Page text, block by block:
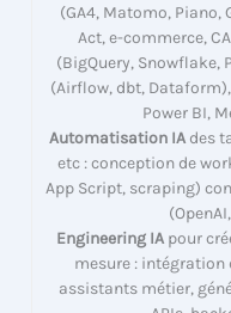
(GA4, Matomo, Piano,
Act, e-commerce,
(BigQuery, Snowflake,
(Airflow, dbt,
Power BI,
Automatisation IAdes
etc : conception de
App Script, scraping)
Engineering IApour
mesure : intégration
assistants métier,